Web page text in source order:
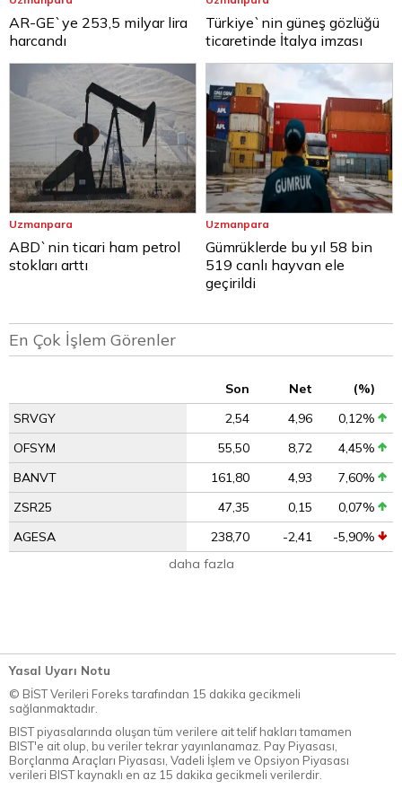
AR-GE`ye 253,5 milyar lira
harcandı
Türkiye`nin güneş gözlüğü
ticaretinde İtalya imzası
Uzmanpara
ABD`nin ticari ham petrol
stokları arttı
Uzmanpara
Gümrüklerde bu yıl 58 bin
519 canlı hayvan ele
geçirildi
En Çok İşlem Görenler
Son Net
(%)
SRVGY
2,54 4,96
0,12%
OFSYM
55,50 8,72
4,45%
BANVT
161,80 4,93
7,60%
ZSR25
47,35 0,15
0,07%
AGESA
238,70 -2,41
-5,90%
daha fazla
Yasal Uyarı Notu
© BİST Verileri Foreks tarafından 15 dakika gecikmeli
sağlanmaktadır.
BIST piyasalarında oluşan tüm verilere ait telif hakları tamamen
BIST'e ait olup, bu veriler tekrar yayınlanamaz. Pay Piyasası,
Borçlanma Araçları Piyasası, Vadeli İşlem ve Opsiyon Piyasası
verileri BIST kaynaklı en az 15 dakika gecikmeli verilerdir.